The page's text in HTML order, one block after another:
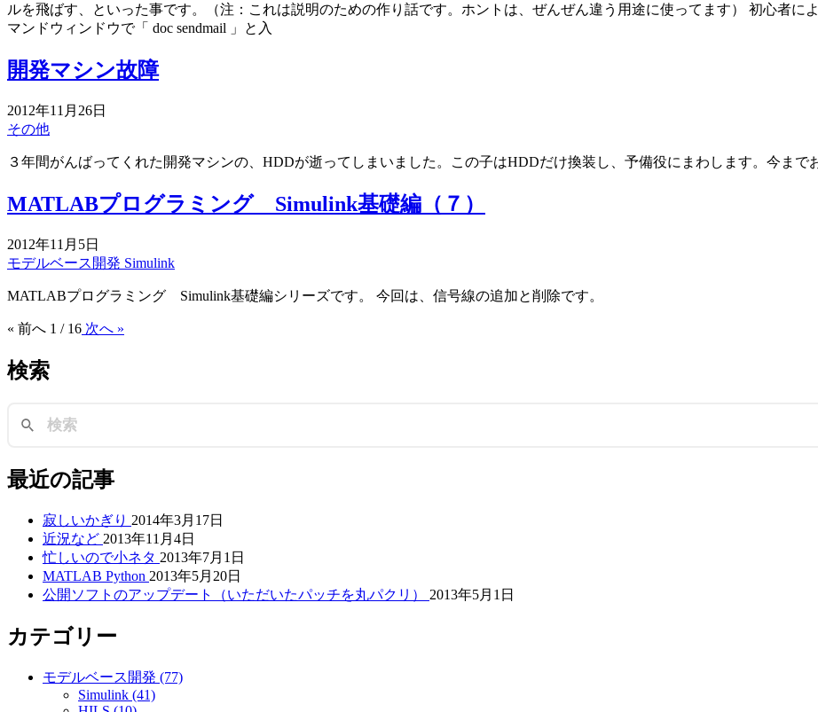
ルを飛ばす、といった事です。（注：これは説明のための作り話です。ホントは、ぜんぜん違う用途に使ってます） 初心者
マンドウィンドウで「 doc sendmail 」と入
開発マシン故障
2012年11月26日
その他
３年間がんばってくれた開発マシンの、HDDが逝ってしまいました。この子はHDDだけ換装し、予備役にまわします。今まで
MATLABプログラミング Simulink基礎編（７）
2012年11月5日
モデルベース開発 Simulink
MATLABプログラミング Simulink基礎編シリーズです。 今回は、信号線の追加と削除です。
« 前へ 1 / 16 次へ »
検索
最近の記事
寂しいかぎり 2014年3月17日
近況など 2013年11月4日
忙しいので小ネタ 2013年7月1日
MATLAB Python 2013年5月20日
公開ソフトのアップデート（いただいたパッチを丸パクリ） 2013年5月1日
カテゴリー
モデルベース開発 (77)
Simulink (41)